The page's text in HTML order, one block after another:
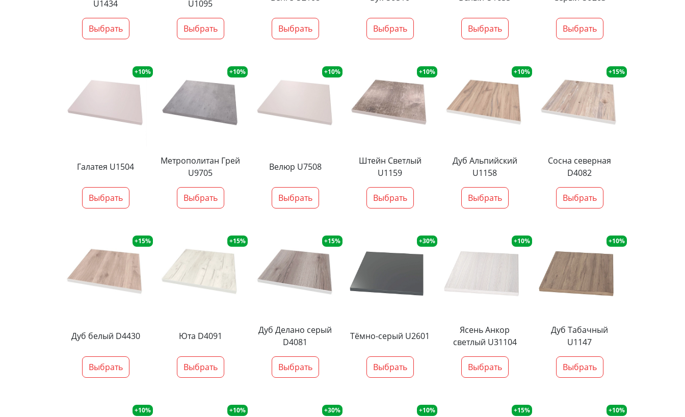
U1434
Выбрать
U1095
Выбрать Выбрать Выбрать Выбрать Выбрать
+10%
Галатея U1504
Выбрать
+10%
Метрополитан Грей
U9705
Выбрать
+10%
Велюр U7508
Выбрать
+10%
Штейн Светлый
U1159
Выбрать
+10%
Дуб Альпийский
U1158
Выбрать
+15%
Сосна северная
D4082
Выбрать
+15%
Дуб белый D4430
Выбрать
+15%
Юта D4091
Выбрать
+15%
Дуб Делано серый
D4081
Выбрать
+30%
Тёмно-серый U2601
Выбрать
+10%
Ясень Анкор
светлый U31104
Выбрать
+10%
Дуб Табачный
U1147
Выбрать
+10% +10% +30% +10% +15% +10%